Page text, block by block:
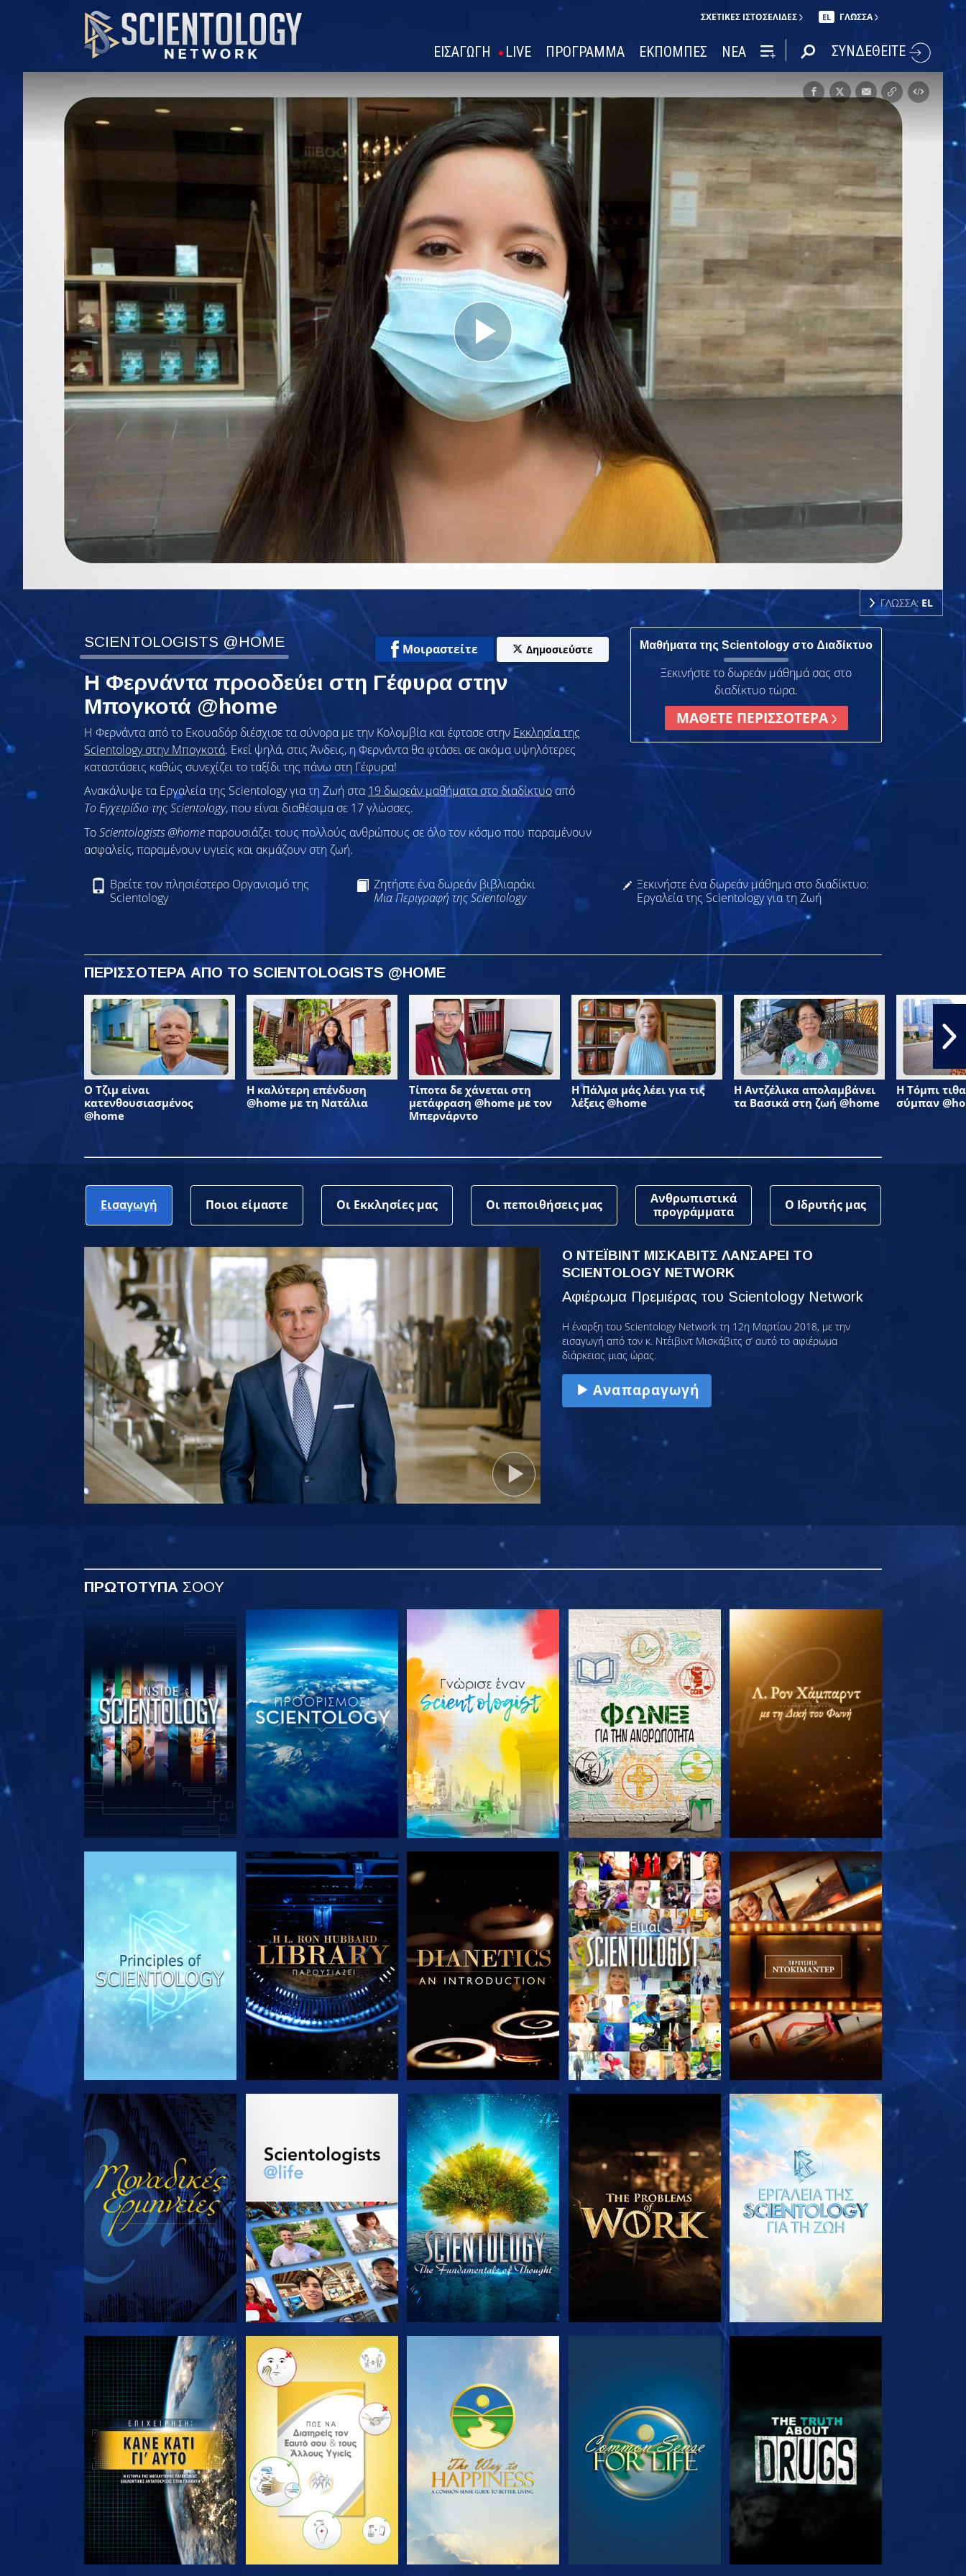
ΣΧΕΤΙΚΈΣ ΙΣΤΟΣΕΛΊΔΕΣ EL ΓΛΩΣΣΑ
ΕΙΣΑΓΩΓΗ LIVE ΠΡΟΓΡΑΜΜΑ ΕΚΠΟΜΠΕΣ ΝΕΑ ΣΥΝΔΕΘΕΙΤΕ
Play
Video
ΓΛΩΣΣΑ: EL
SCIENTOLOGISTS @HOME Μοιραστείτε Δημοσιεύστε
Η Φερνάντα προοδεύει στη Γέφυρα στην
Μπογκοτά @home
Η Φερνάντα από το Εκουαδόρ διέσχισε τα σύνορα με την Κολομβία και έφτασε στην Εκκλησία της
Scientology στην Μπογκοτά. Εκεί ψηλά, στις Άνδεις, η Φερνάντα θα φτάσει σε ακόμα υψηλότερες
καταστάσεις καθώς συνεχίζει το ταξίδι της πάνω στη Γέφυρα!
Ανακάλυψε τα Εργαλεία της Scientology για τη Ζωή στα19 δωρεάν μαθήματα στο διαδίκτυοαπό
Το Εγχειρίδιο της Scientology, που είναι διαθέσιμα σε 17 γλώσσες.
ToScientologists @homeπαρουσιάζει τους πολλούς ανθρώπους σε όλο τον κόσμο που παραμένουν
ασφαλείς, παραμένουν υγιείς και ακμάζουν στη ζωή.
Μαθήματα της Scientology στο Διαδίκτυο
Ξεκινήστε το δωρεάν μάθημά σας στο
διαδίκτυο τώρα.
ΜΑΘΕΤΕ ΠΕΡΙΣΣΟΤΕΡΑ
Βρείτε τον πλησιέστερο Οργανισμό της
Scientology
Ζητήστε ένα δωρεάν βιβλιαράκι
Μια Περιγραφή της Scientology
Ξεκινήστε ένα δωρεάν μάθημα στο διαδίκτυο:
Εργαλεία της Scientology για τη Ζωή
ΠΕΡΙΣΣΟΤΕΡΑ ΑΠΟ ΤΟ SCIENTOLOGISTS @HOME
Ο Τζιμ είναι
κατενθουσιασμένος
@home
Η καλύτερη επένδυση
@home με τη Νατάλια
Τίποτα δε χάνεται στη
μετάφραση @home με τον
Μπερνάρντο
Η Πάλμα μάς λέει για τις
λέξεις @home
Η Αντζέλικα απολαμβάνει
τα Βασικά στη ζωή @home
Η Τόμπι
σύμπαν
Εισαγωγή Ποιοι είμαστε Οι Εκκλησίες μας Οι πεποιθήσεις μας
Ανθρωπιστικά
προγράμματα
Ο Ιδρυτής μας
Ο ΝΤΕΪΒΙΝΤ ΜΙΣΚΑΒΙΤΣ ΛΑΝΣΑΡΕΙ ΤΟ
SCIENTOLOGY NETWORK
Αφιέρωμα Πρεμιέρας του Scientology Network
Η έναρξη του Scientology Network τη 12η Μαρτίου 2018, με την
εισαγωγή από τον κ. Ντέιβιντ Μισκάβιτς σ’ αυτό το αφιέρωμα
διάρκειας μιας ώρας.
Αναπαραγωγή
ΠΡΩΤΟΤΥΠΑ ΣΟΟΥ
ΕΞΕΡΕΥΝΗΣΤΕ ΤΗ ΣΕΙΡΑ ΕΞΕΡΕΥΝΗΣΤΕ ΤΗ ΣΕΙΡΑ ΕΞΕΡΕΥΝΗΣΤΕ ΤΗ ΣΕΙΡΑ ΕΞΕΡΕΥΝΗΣΤΕ ΤΗ ΣΕΙΡΑ ΕΞΕΡΕΥΝΗΣΤΕ ΤΗ ΣΕΙΡΑ
ΠΑΡΑΚΟΛΟΥΘΗΣΤΕ ΠΑΡΑΚΟΛΟΥΘΗΣΤΕ ΕΞΕΡΕΥΝΗΣΤΕ ΤΗ ΣΕΙΡΑ ΕΞΕΡΕΥΝΗΣΤΕ ΤΗ ΣΕΙΡΑ
ΕΞΕΡΕΥΝΗΣΤΕ ΤΗ ΣΕΙΡΑ ΕΞΕΡΕΥΝΗΣΤΕ ΤΗ ΣΕΙΡΑ